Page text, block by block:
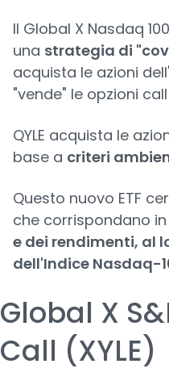
ll Global X Nasdaq
una strategia di
acquista le azioni
"vende" le opzioni
QYLE acquista le
base a criteri
Questo nuovo ETF
che corrispondano
e dei rendimenti, al
dell'Indice Nasdaq-
Global X
Call (XYLE)